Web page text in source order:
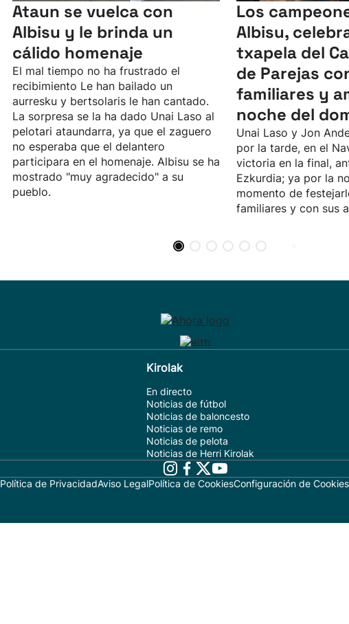
Ataun se vuelca con
Albisu y le brinda un
cálido homenaje
El mal tiempo no ha frustrado el
recibimiento Le han bailado un
aurresku y bertsolaris le han cantado.
La sorpresa se la ha dado Unai Laso al
pelotari ataundarra, ya que el zaguero
no esperaba que el delantero
participara en el homenaje. Albisu se ha
mostrado "muy agradecido" a su
pueblo.
Los
Albisu,
txapela del
de Parejas
familiares y
noche del
Unai Laso y Jon
por la tarde, en el
victoria en la final,
Ezkurdia; ya por la
momento de
familiares y con sus
Kirolak
En directo
Noticias de fútbol
Noticias de baloncesto
Noticias de remo
Noticias de pelota
Noticias de Herri Kirolak
Política de PrivacidadAviso LegalPolítica de CookiesConfiguración de Cookies